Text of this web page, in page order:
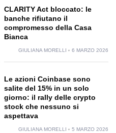
CLARITY Act bloccato: le
banche rifiutano il
compromesso della Casa
Bianca
GIULIANA MORELLI 6 MARZO 2026
Le azioni Coinbase sono
salite del 15% in un solo
giorno: il rally delle crypto
stock che nessuno si
aspettava
GIULIANA MORELLI 5 MARZO 2026